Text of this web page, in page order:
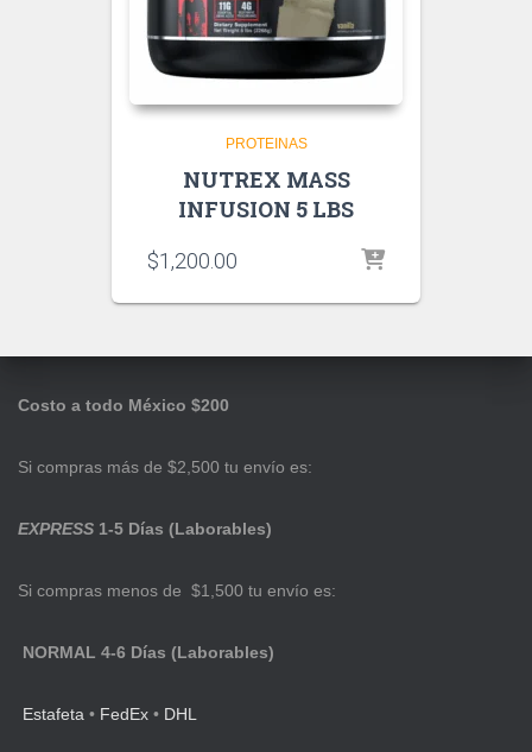
PROTEINAS
NUTREX MASS
INFUSION 5 LBS
$1,200.00
Costo a todo México $200
Si compras más de $2,500 tu envío es:
EXPRESS 1-5 Días (Laborables)
Si compras menos de $1,500 tu envío es:
NORMAL 4-6 Días (Laborables)
Estafeta • FedEx • DHL